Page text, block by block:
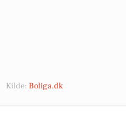
Kilde: Boliga.dk